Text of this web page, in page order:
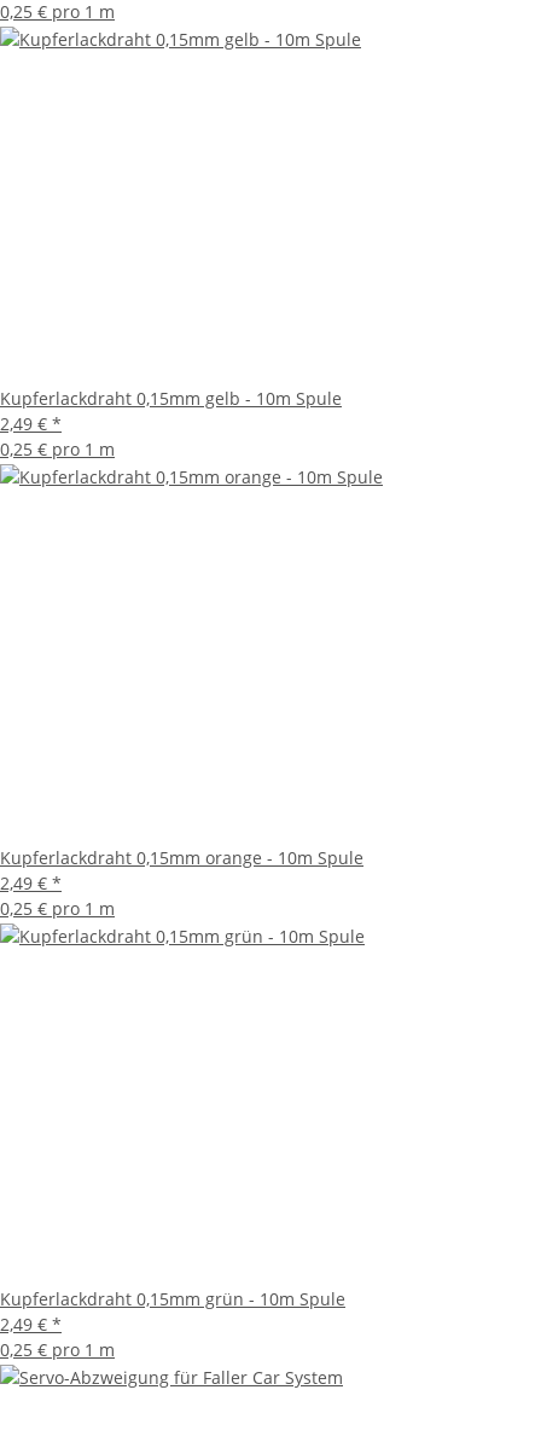
0,25 € pro 1 m
Kupferlackdraht 0,15mm gelb - 10m Spule
2,49 € *
0,25 € pro 1 m
Kupferlackdraht 0,15mm orange - 10m Spule
2,49 € *
0,25 € pro 1 m
Kupferlackdraht 0,15mm grün - 10m Spule
2,49 € *
0,25 € pro 1 m